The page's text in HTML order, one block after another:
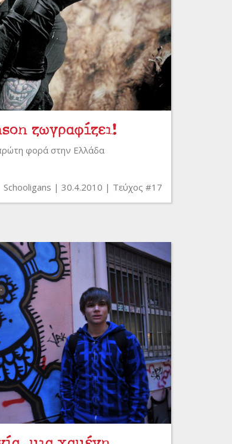
ζωγραφίζει!
φορά στην Ελλάδα
Schooligans
30.4.2010 Τεύχος #17